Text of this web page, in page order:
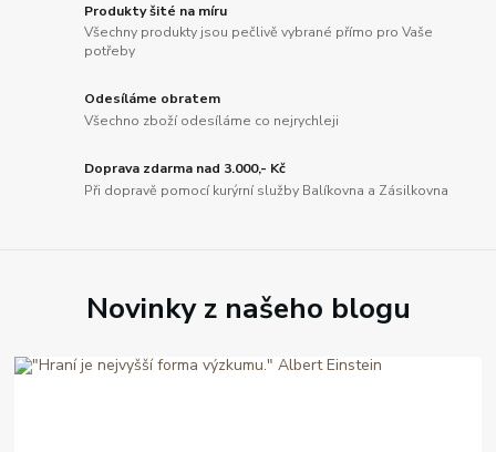
Produkty šité na míru
Všechny produkty jsou pečlivě vybrané přímo pro Vaše
potřeby
Odesíláme obratem
Všechno zboží odesíláme co nejrychleji
Doprava zdarma nad 3.000,- Kč
Při dopravě pomocí kurýrní služby Balíkovna a Zásilkovna
Novinky z našeho blogu